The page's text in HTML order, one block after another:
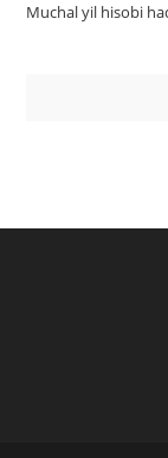
Muchal yil hisobi